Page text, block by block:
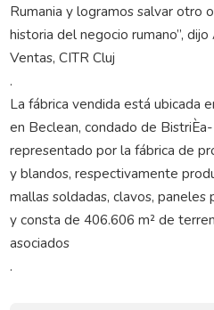
Rumania y logramos salvar otro
historia del negocio rumano”,
Ventas, CITR Cluj
.
La fábrica vendida está ubicada
en Beclean, condado de
representado por la fábrica de
y blandos, respectivamente
mallas soldadas, clavos, paneles
y consta de 406.606 m² de
asociados
.